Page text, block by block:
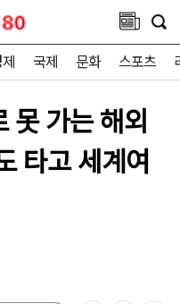
국제 문화 스포츠
못 가는 해외
타고 세계여